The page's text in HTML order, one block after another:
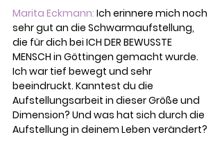
Marita Eckmann: Ich erinnere mich noch
sehr gut an die Schwarmaufstellung,
die für dich bei ICH DER BEWUSSTE
MENSCH in Göttingen gemacht wurde.
Ich war tief bewegt und sehr
beeindruckt. Kanntest du die
Aufstellungsarbeit in dieser Größe und
Dimension? Und was hat sich durch die
Aufstellung in deinem Leben verändert?